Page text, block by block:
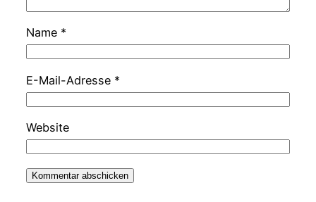
Name *
E-Mail-Adresse *
Website